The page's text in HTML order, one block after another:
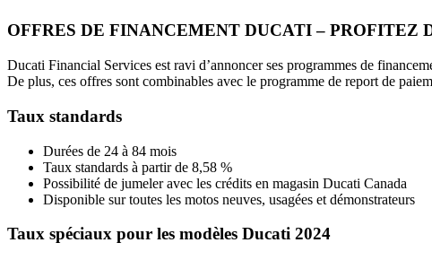
OFFRES DE FINANCEMENT DUCATI – PROFITEZ
Ducati Financial Services est ravi d’annoncer ses programmes de
De plus, ces offres sont combinables avec le programme de report de
Taux standards
Durées de 24 à 84 mois
Taux standards à partir de 8,58 %
Possibilité de jumeler avec les crédits en magasin Ducati Canada
Disponible sur toutes les motos neuves, usagées et démonstrateurs
Taux spéciaux pour les modèles Ducati 2024